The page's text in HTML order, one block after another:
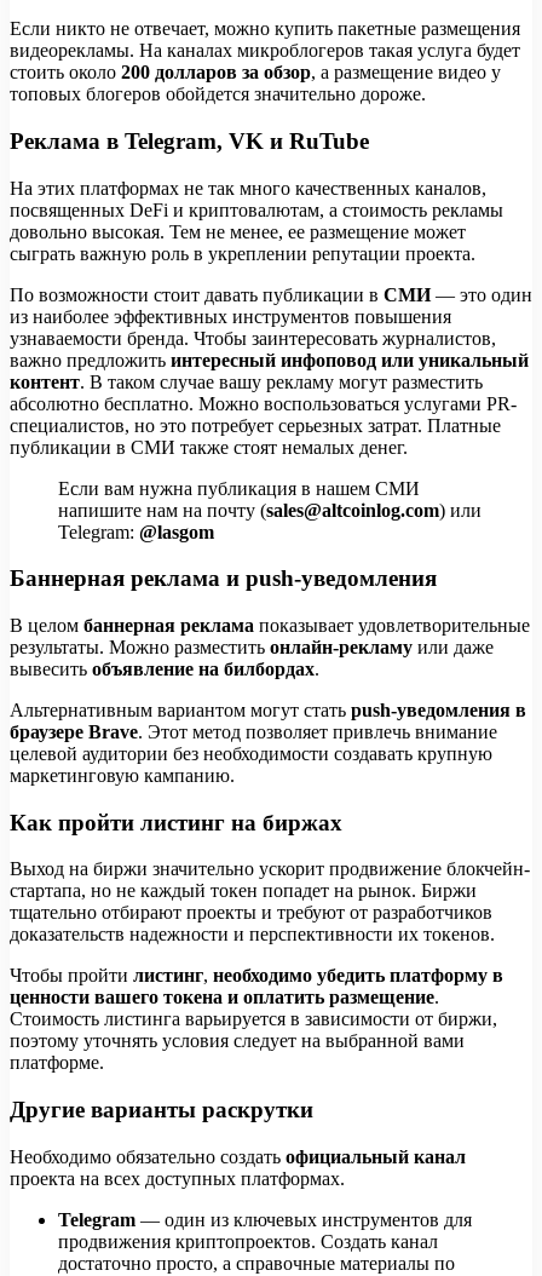
Если никто не отвечает, можно купить пакетные размещения
видеорекламы. На каналах микроблогеров такая услуга будет
стоить около 200 долларов за обзор, а размещение видео у
топовых блогеров обойдется значительно дороже.
Реклама в Telegram, VK и RuTube
На этих платформах не так много качественных каналов,
посвященных DeFi и криптовалютам, а стоимость рекламы
довольно высокая. Тем не менее, ее размещение может
сыграть важную роль в укреплении репутации проекта.
По возможности стоит давать публикации в СМИ— это один
из наиболее эффективных инструментов повышения
узнаваемости бренда. Чтобы заинтересовать журналистов,
важно предложить интересный инфоповод или уникальный
контент. В таком случае вашу рекламу могут разместить
абсолютно бесплатно. Можно воспользоваться услугами PR-
специалистов, но это потребует серьезных затрат. Платные
публикации в СМИ также стоят немалых денег.
Если вам нужна публикация в нашем СМИ
напишите нам на почту (sales@altcoinlog.com) или
Telegram: @lasgom
Баннерная реклама и push-уведомления
В целом баннерная реклама показывает удовлетворительные
результаты. Можно разместить онлайн-рекламу или даже
вывесить объявление на билбордах.
Альтернативным вариантом могут стать push-уведомления в
браузере Brave. Этот метод позволяет привлечь внимание
целевой аудитории без необходимости создавать крупную
маркетинговую кампанию.
Как пройти листинг на биржах
Выход на биржи значительно ускорит продвижение блокчейн-
стартапа, но не каждый токен попадет на рынок. Биржи
тщательно отбирают проекты и требуют от разработчиков
доказательств надежности и перспективности их токенов.
Чтобы пройти листинг, необходимо убедить платформу в
ценности вашего токена и оплатить размещение.
Стоимость листинга варьируется в зависимости от биржи,
поэтому уточнять условия следует на выбранной вами
платформе.
Другие варианты раскрутки
Необходимо обязательно создать официальный канал
проекта на всех доступных платформах.
Telegram — один из ключевых инструментов для
продвижения криптопроектов. Создать канал
достаточно просто, а справочные материалы по